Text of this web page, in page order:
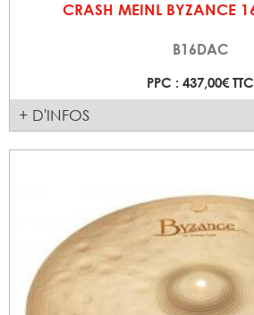
CRASH MEINL BYZANCE
B16DAC
PPC : 437,00€ TTC
+ D'INFOS